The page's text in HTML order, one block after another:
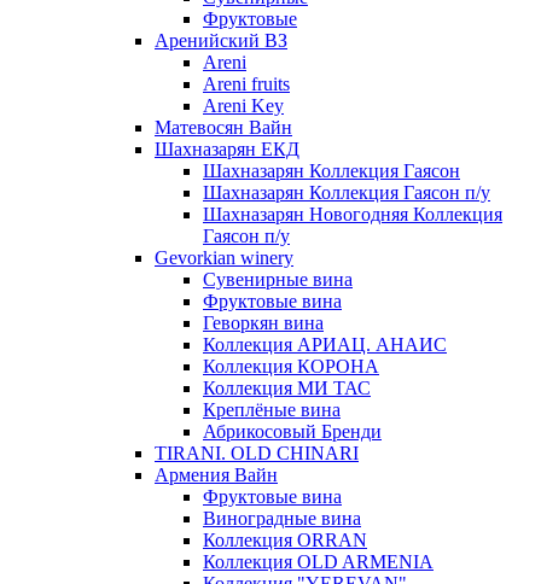
Фруктовые
Аренийский ВЗ
Areni
Areni fruits
Areni Key
Матевосян Вайн
Шахназарян ЕКД
Шахназарян Коллекция Гаясон
Шахназарян Коллекция Гаясон п/у
Шахназарян Новогодняя Коллекция
Гаясон п/у
Gevorkian winery
Сувенирные вина
Фруктовые вина
Геворкян вина
Коллекция АРИАЦ. АНАИС
Коллекция КОРОНА
Коллекция МИ ТАС
Креплёные вина
Абрикосовый Бренди
TIRANI. OLD CHINARI
Армения Вайн
Фруктовые вина
Виноградные вина
Коллекция ORRAN
Коллекция OLD ARMENIA